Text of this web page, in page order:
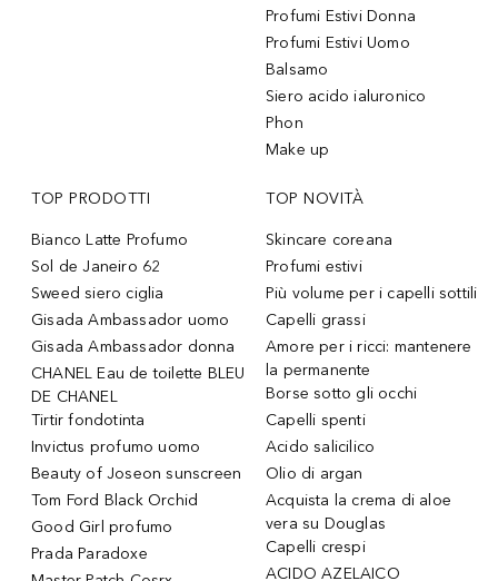
Profumi Estivi Donna
Profumi Estivi Uomo
Balsamo
Siero acido ialuronico
Phon
Make up
TOP PRODOTTI
Bianco Latte Profumo
Sol de Janeiro 62
Sweed siero ciglia
Gisada Ambassador uomo
Gisada Ambassador donna
CHANEL Eau de toilette BLEU
DE CHANEL
Tirtir fondotinta
Invictus profumo uomo
Beauty of Joseon sunscreen
Tom Ford Black Orchid
Good Girl profumo
Prada Paradoxe
TOP NOVITÀ
Skincare coreana
Profumi estivi
Più volume per i capelli sottili
Capelli grassi
Amore per i ricci: mantenere
la permanente
Borse sotto gli occhi
Capelli spenti
Acido salicilico
Olio di argan
Acquista la crema di aloe
vera su Douglas
Capelli crespi
ACIDO AZELAICO